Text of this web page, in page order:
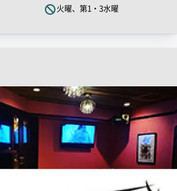
火曜、第1・3水曜